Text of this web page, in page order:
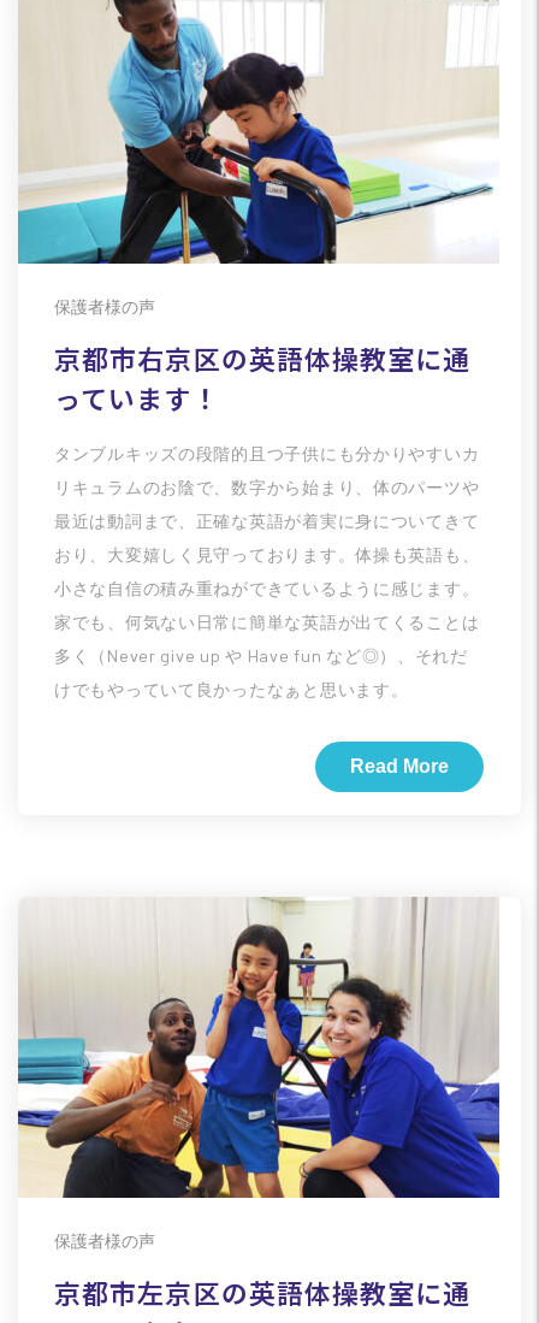
保護者様の声
京都市右京区の英語体操教室に通
っています！
タンブルキッズの段階的且つ子供にも分かりやすいカ
リキュラムのお陰で、数字から始まり、体のパーツや
最近は動詞まで、正確な英語が着実に身についてきて
おり、大変嬉しく見守っております。体操も英語も、
小さな自信の積み重ねができているように感じます。
家でも、何気ない日常に簡単な英語が出てくることは
多く（Never give up や Have fun など◎）、それだ
けでもやっていて良かったなぁと思います。
Read More
保護者様の声
京都市左京区の英語体操教室に通